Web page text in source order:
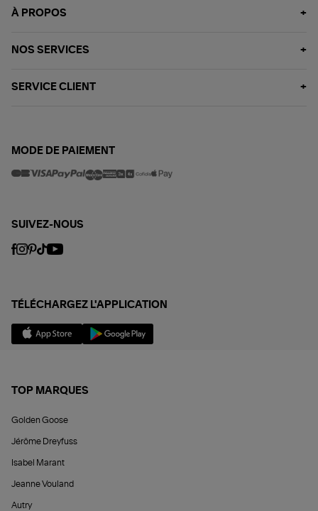
À PROPOS
NOS SERVICES
SERVICE CLIENT
MODE DE PAIEMENT
SUIVEZ-NOUS
TÉLÉCHARGEZ L'APPLICATION
TOP MARQUES
Golden Goose
Jérôme Dreyfuss
Isabel Marant
Jeanne Vouland
Autry